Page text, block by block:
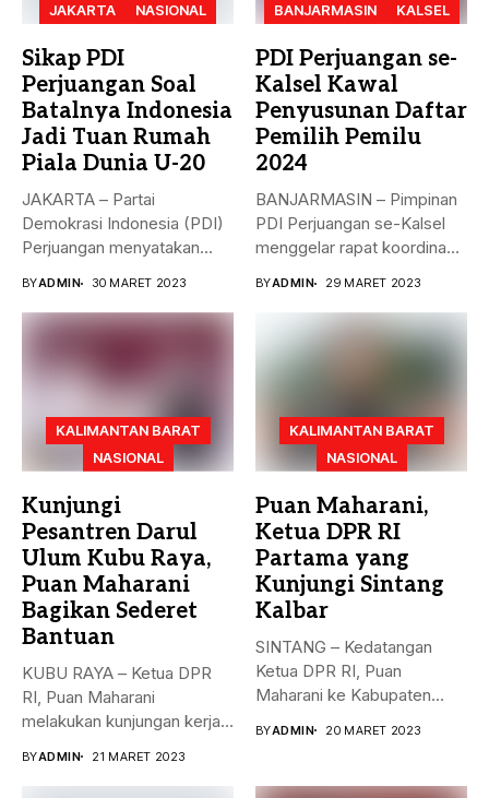
JAKARTA NASIONAL
Sikap PDI
Perjuangan Soal
Batalnya Indonesia
Jadi Tuan Rumah
Piala Dunia U-20
JAKARTA – Partai
Demokrasi Indonesia (PDI)
Perjuangan menyatakan
BYADMIN 30 MARET 2023
BANJARMASIN KALSEL
PDI Perjuangan se-
Kalsel Kawal
Penyusunan Daftar
Pemilih Pemilu
2024
BANJARMASIN – Pimpinan
PDI Perjuangan se-Kalsel
menggelar rapat koordinasi
BYADMIN 29 MARET 2023
KALIMANTAN BARAT
NASIONAL
Kunjungi
Pesantren Darul
Ulum Kubu Raya,
Puan Maharani
Bagikan Sederet
Bantuan
KUBU RAYA – Ketua DPR
RI, Puan Maharani
melakukan kunjungan kerja
BYADMIN 21 MARET 2023
KALIMANTAN BARAT
NASIONAL
Puan Maharani,
Ketua DPR RI
Partama yang
Kunjungi Sintang
Kalbar
SINTANG – Kedatangan
Ketua DPR RI, Puan
Maharani ke Kabupaten
BYADMIN 20 MARET 2023